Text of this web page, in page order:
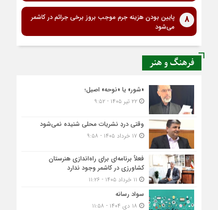
8
پایین بودن هزینه جرم موجب بروز برخی جرائم در کاشمر
می‌شود
فرهنگ و هنر
«شور» یا «نوحه» اصیل؛
۲۲ تیر ۱۴۰۵ - ۹:۵۲
وقتی دردِ نشریات محلی شنیده نمی‌شود
فعلاً برنامه‌ای برای راه‌اندازی هنرستان
کشاورزی در کاشمر وجود ندارد
سواد رسانه